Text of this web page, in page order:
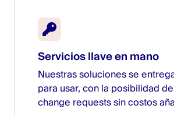
Servicios llave en mano
Nuestras soluciones se
para usar, con la posibilidad
change requests sin costos